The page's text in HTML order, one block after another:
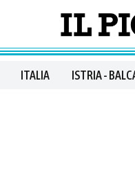
ITALIA ISTRIA -